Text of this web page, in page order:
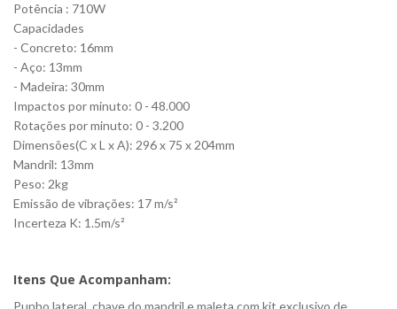
Potência : 710W
Capacidades
- Concreto: 16mm
- Aço: 13mm
- Madeira: 30mm
Impactos por minuto: 0 - 48.000
Rotações por minuto: 0 - 3.200
Dimensões(C x L x A): 296 x 75 x 204mm
Mandril: 13mm
Peso: 2kg
Emissão de vibrações: 17 m/s²
Incerteza K: 1.5m/s²
Itens Que Acompanham:
Punho lateral, chave do mandril e maleta com kit exclusivo de